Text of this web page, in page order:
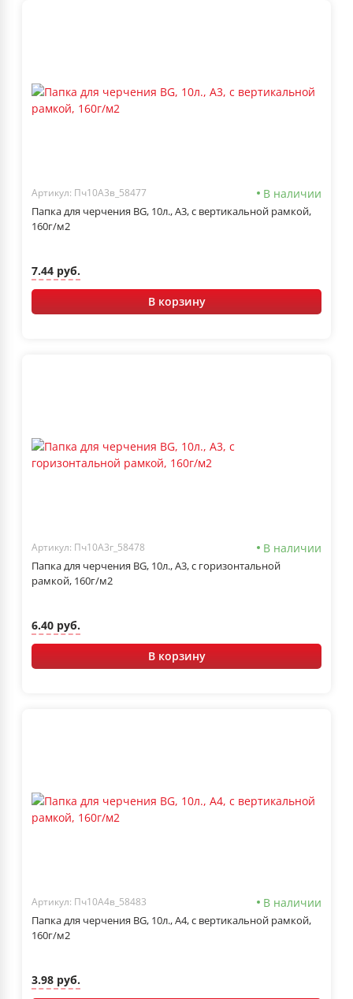
Артикул: Пч10А3в_58477 В наличии
Папка для черчения BG, 10л., А3, с вертикальной рамкой,
160г/м2
7.44 руб.
В корзину
Артикул: Пч10А3г_58478 В наличии
Папка для черчения BG, 10л., А3, с горизонтальной
рамкой, 160г/м2
6.40 руб.
В корзину
Артикул: Пч10А4в_58483 В наличии
Папка для черчения BG, 10л., А4, с вертикальной рамкой,
160г/м2
3.98 руб.